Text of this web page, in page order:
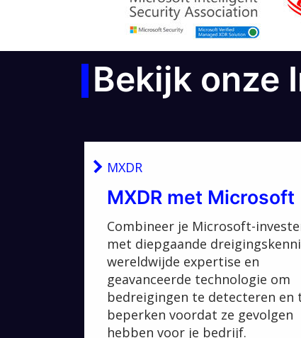
Bekijk onze
MXDR
MXDR met Microsoft
Combineer je Microsoft-
met diepgaande
wereldwijde expertise en
geavanceerde technologie om
bedreigingen te detecteren en
beperken voordat ze gevolgen
hebben voor je bedrijf.